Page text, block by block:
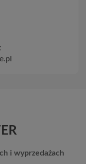
i wyprzedażach